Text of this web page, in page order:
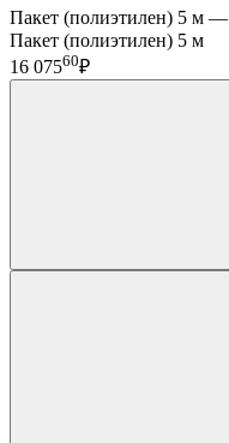
Пакет (полиэтилен) 5 м —
Пакет (полиэтилен) 5 м
16 07560₽